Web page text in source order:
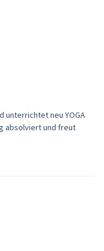
unterrichtet neu YOGA
absolviert und freut